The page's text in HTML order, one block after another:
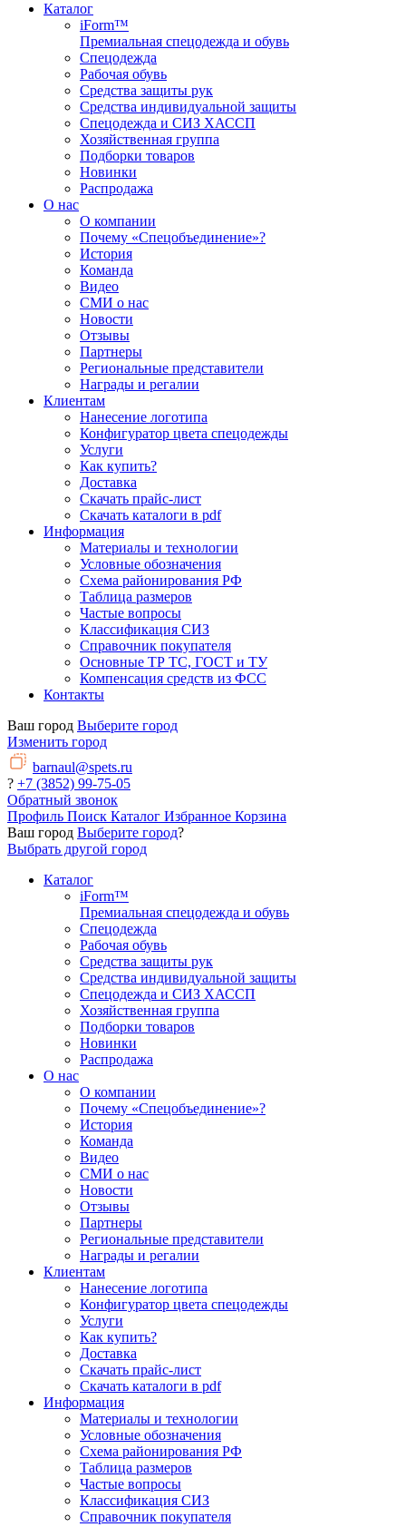
Каталог
iForm™
Премиальная спецодежда и обувь
Спецодежда
Рабочая обувь
Средства защиты рук
Средства индивидуальной защиты
Спецодежда и СИЗ ХАССП
Хозяйственная группа
Подборки товаров
Новинки
Распродажа
О нас
О компании
Почему «Спецобъединение»?
История
Команда
Видео
СМИ о нас
Новости
Отзывы
Партнеры
Региональные представители
Награды и регалии
Клиентам
Нанесение логотипа
Конфигуратор цвета спецодежды
Услуги
Как купить?
Доставка
Скачать прайс-лист
Скачать каталоги в pdf
Информация
Материалы и технологии
Условные обозначения
Схема районирования РФ
Таблица размеров
Частые вопросы
Классификация СИЗ
Справочник покупателя
Основные ТР ТС, ГОСТ и ТУ
Компенсация средств из ФСС
Контакты
Ваш город Выберите город
Изменить город
barnaul@spets.ru
? +7 (3852) 99-75-05
Обратный звонок
Профиль Поиск Каталог Избранное Корзина
Ваш город Выберите город?
Выбрать другой город
Каталог
iForm™
Премиальная спецодежда и обувь
Спецодежда
Рабочая обувь
Средства защиты рук
Средства индивидуальной защиты
Спецодежда и СИЗ ХАССП
Хозяйственная группа
Подборки товаров
Новинки
Распродажа
О нас
О компании
Почему «Спецобъединение»?
История
Команда
Видео
СМИ о нас
Новости
Отзывы
Партнеры
Региональные представители
Награды и регалии
Клиентам
Нанесение логотипа
Конфигуратор цвета спецодежды
Услуги
Как купить?
Доставка
Скачать прайс-лист
Скачать каталоги в pdf
Информация
Материалы и технологии
Условные обозначения
Схема районирования РФ
Таблица размеров
Частые вопросы
Классификация СИЗ
Справочник покупателя